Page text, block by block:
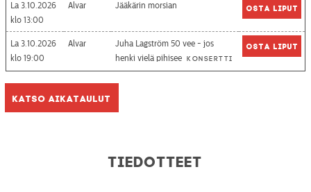
La 3.10.2026
13:00
Alvar Jääkärin morsian Osta liput
La 3.10.2026
19:00
Alvar
Juha Lagström 50 vee - jos
henki vielä pihisee Konsertti
Osta liput
Katso aikataulut
Tiedotteet